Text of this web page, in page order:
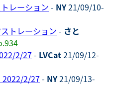
レーション - NY21/09/10-
トレーション - さと
2/27- LVCat21/09/12-
2022/2/27- NY21/09/13-